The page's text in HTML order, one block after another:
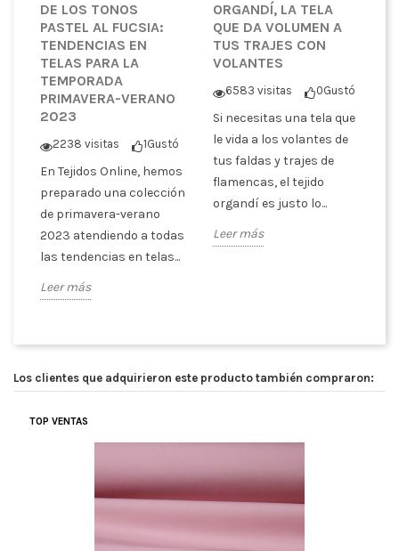
DE LOS TONOS
PASTEL AL FUCSIA:
TENDENCIAS EN
TELAS PARA LA
TEMPORADA
PRIMAVERA-VERANO
2023
2238 visitas 1Gustó
En Tejidos Online, hemos
preparado una colección
de primavera-verano
2023 atendiendo a todas
las tendencias en telas...
Leer más
ORGANDÍ, LA TELA
QUE DA VOLUMEN A
TUS TRAJES CON
VOLANTES
6583 visitas 0Gustó
Si necesitas una tela que
le vida a los volantes de
tus faldas y trajes de
flamencas, el tejido
organdí es justo lo...
Leer más
Los clientes que adquirieron este producto también compraron:
TOP VENTAS